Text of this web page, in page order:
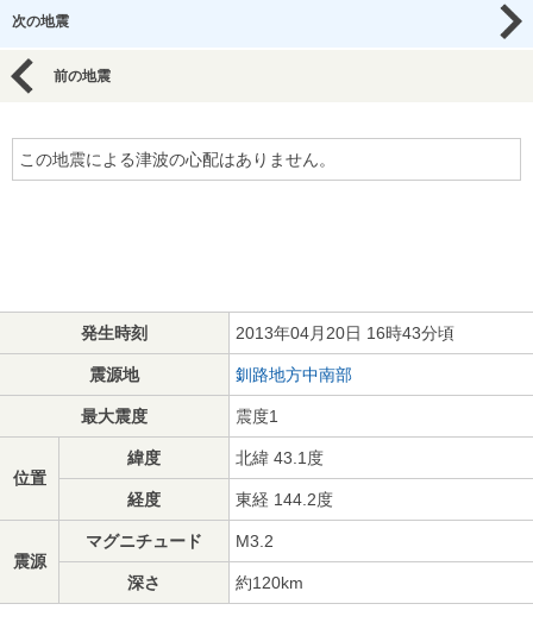
次の地震
前の地震
この地震による津波の心配はありません。
発生時刻 2013年04月20日 16時43分頃
震源地 釧路地方中南部
最大震度 震度1
位置
緯度 北緯 43.1度
経度 東経 144.2度
震源
マグニチュード M3.2
深さ 約120km